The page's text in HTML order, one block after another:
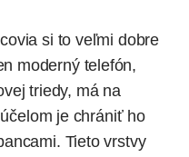
si to veľmi dobre
moderný telefón,
triedy, má na
je chrániť ho
Tieto vrstvy